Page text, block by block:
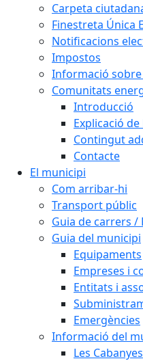
Carpeta
Finestreta Única
Notificacions
Impostos
Informació
Comunitats
Introducció
Explicació
Contingut
Contacte
El municipi
Com arribar-hi
Transport públic
Guia de carrers /
Guia del municipi
Equipaments
Empreses i
Entitats i
Emergències
Informació del
Les Cabanyes